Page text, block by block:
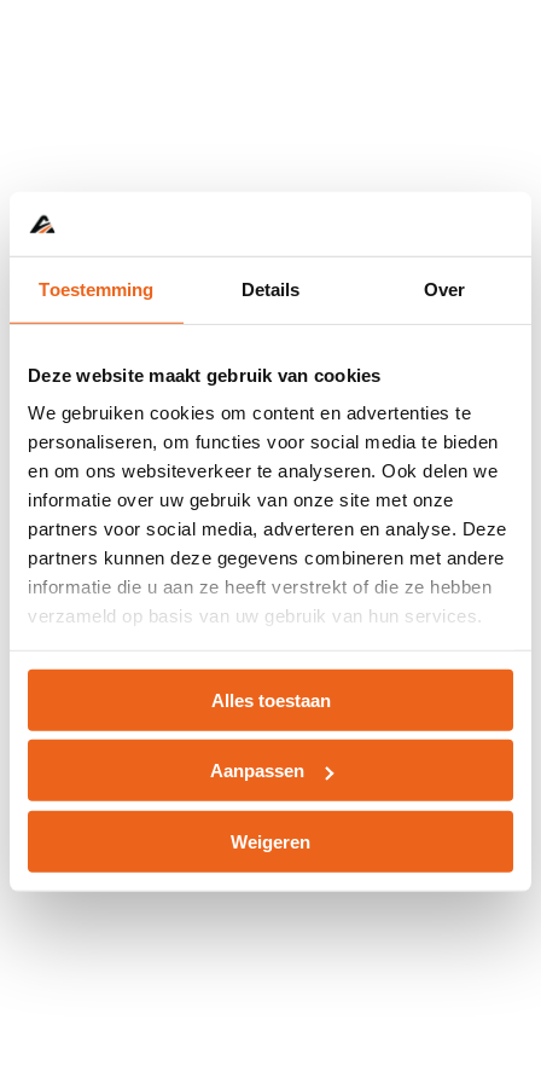
Toestemming Details Over
Deze website maakt gebruik van cookies
We gebruiken cookies om content en advertenties te
personaliseren, om functies voor social media te bieden
en om ons websiteverkeer te analyseren. Ook delen we
informatie over uw gebruik van onze site met onze
partners voor social media, adverteren en analyse. Deze
partners kunnen deze gegevens combineren met andere
informatie die u aan ze heeft verstrekt of die ze hebben
verzameld op basis van uw gebruik van hun services.
Alles toestaan
Aanpassen
Weigeren
Application error: a client-side exception has occurred while
loadingwww.abd.nl(see the browser consolefor more
information).